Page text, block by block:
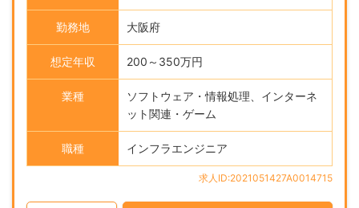
勤務地 大阪府
想定年収 200～350万円
業種
ソフトウェア・情報処理、インターネ
ット関連・ゲーム
職種 インフラエンジニア
求人ID:2021051427A0014715